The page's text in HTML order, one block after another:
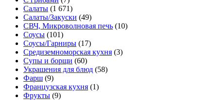
Салаты (1 671)
Салаты/Закуски (49)
СВЧ, Микроволновая печь (10)
Соусы (101)
Соусы/Гарниры (17)
Средиземноморская кухня (3)
Супы и борщи (60)
Украшения для блюд (58)
Фарш (9)
Французская кухня (1)
Фрукты (9)